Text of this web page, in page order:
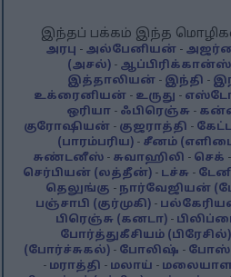
இந்தப் பக்கம் இந்த
அரபு - அல்பேனியன்-
(அசல்) - ஆப்பிரிக்கான்ஸ்
இத்தாலியன் - இந்தி -
உக்ரைனியன் - உருது -
ஒரியா- ஃபிரெஞ்சு -
குரோஷியன்- குஜராத்தி -
(பாரம்பரிய)- சீனம்
சுண்டனீஸ் - சுவாஹிலி - செக் -
செர்பியன் (லத்தீன்)- டச்சு -
தெலுங்கு - நார்வேஜியன்
பஞ்சாபி (குர்முகி)-
பிரெஞ்சு (கனடா)-
போர்த்துகீசியம் (பிரேசில்)
(போர்ச்சுகல்) - போலிஷ் -
- மராத்தி - மலாய் -